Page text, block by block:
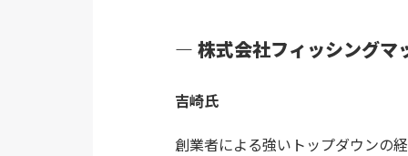
― 株式会社フィッシングマ
吉崎氏
創業者による強いトップダウンの